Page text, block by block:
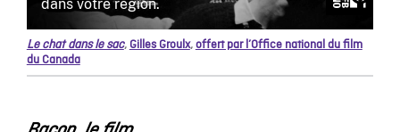
Le chat dans le sac, Gilles Groulx,offert par l’Office national du film
du Canada